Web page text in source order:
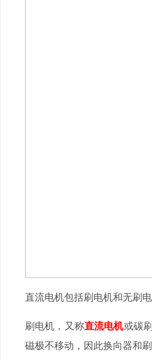
直流电机包括刷电机和无刷电
刷电机，又称直流电机或碳
磁极不移动，因此换向器和